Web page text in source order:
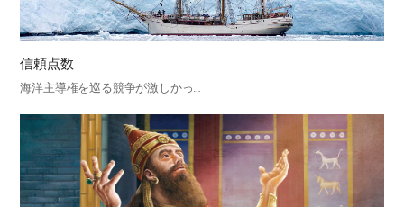
信頼点数
海洋主導権を巡る競争が激しかっ…